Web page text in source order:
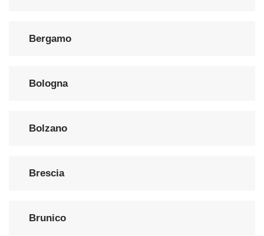
Bergamo
Bologna
Bolzano
Brescia
Brunico